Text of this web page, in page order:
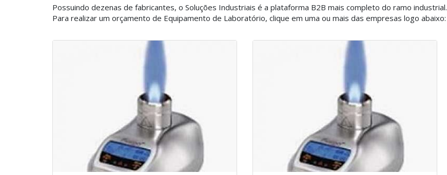
Possuindo dezenas de fabricantes, o Soluções Industriais é a plataforma B2B mais completo do ramo industrial.
Para realizar um orçamento de Equipamento de Laboratório, clique em uma ou mais das empresas logo abaixo: